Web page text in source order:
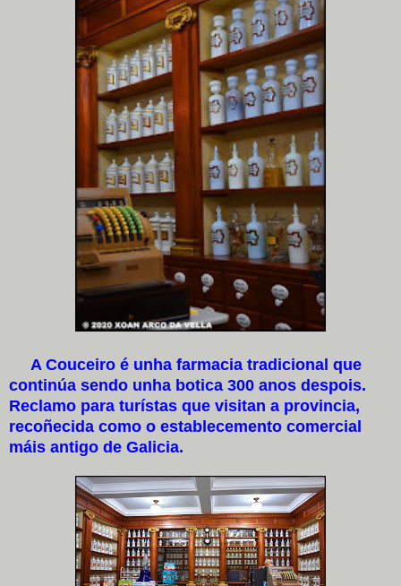
A Couceiro é unha farmacia tradicional que
continúa sendo unha botica 300 anos despois.
Reclamo para turístas que visitan a provincia,
recoñecida como o establecemento comercial
máis antigo de Galicia.